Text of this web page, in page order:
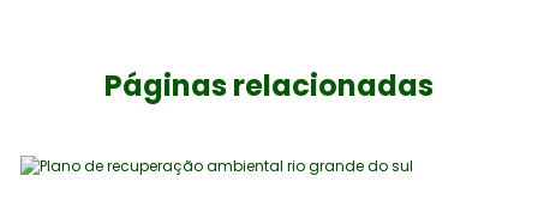
Páginas relacionadas